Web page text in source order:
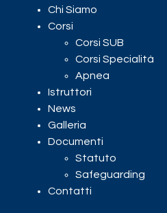
Chi Siamo
Corsi
Corsi SUB
Corsi Specialità
Apnea
Istruttori
News
Galleria
Documenti
Statuto
Safeguarding
Contatti